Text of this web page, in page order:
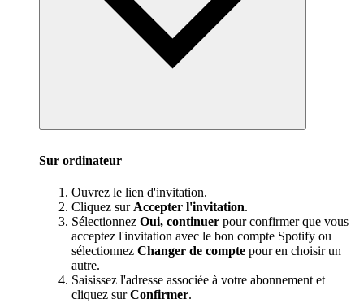
Sur ordinateur
Ouvrez le lien d'invitation.
Cliquez sur Accepter l'invitation.
Sélectionnez Oui, continuer pour confirmer que vous
acceptez l'invitation avec le bon compte Spotify ou
sélectionnez Changer de compte pour en choisir un
autre.
Saisissez l'adresse associée à votre abonnement et
cliquez surConfirmer.